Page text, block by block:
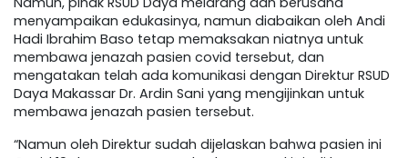
menyampaikan edukasinya, namun diabaikan oleh Andi
Hadi Ibrahim Baso tetap memaksakan niatnya untuk
membawa jenazah pasien covid tersebut, dan
mengatakan telah ada komunikasi dengan Direktur RSUD
Daya Makassar Dr. Ardin Sani yang mengijinkan untuk
membawa jenazah pasien tersebut.
“Namun oleh Direktur sudah dijelaskan bahwa pasien ini